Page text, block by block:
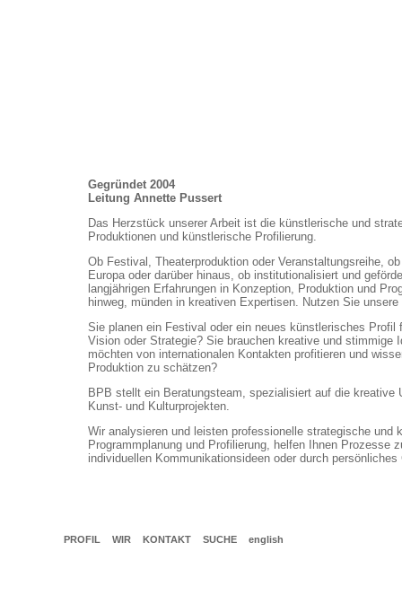
Gegründet 2004
Leitung Annette Pussert
Das Herzstück unserer Arbeit ist die künstlerische und
Produktionen und künstlerische Profilierung.
Ob Festival, Theaterproduktion oder Veranstaltungsreihe,
Europa oder darüber hinaus, ob institutionalisiert und
langjährigen Erfahrungen in Konzeption, Produktion und
hinweg, münden in kreativen Expertisen. Nutzen Sie unsere
Sie planen ein Festival oder ein neues künstlerisches Profil
Vision oder Strategie? Sie brauchen kreative und stimmige
möchten von internationalen Kontakten profitieren und
Produktion zu schätzen?
BPB stellt ein Beratungsteam, spezialisiert auf die kreative
Kunst- und Kulturprojekten.
Wir analysieren und leisten professionelle strategische und
Programmplanung und Profilierung, helfen Ihnen Prozesse
individuellen Kommunikationsideen oder durch persönliches
PROFIL WIR KONTAKT SUCHE english